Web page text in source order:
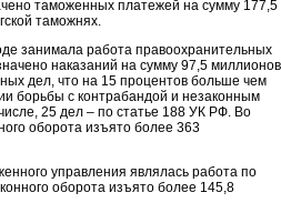
таможенных платежей на сумму 177,5
таможнях.
занимала работа правоохранительных
наказаний на сумму 97,5 миллионов
дел, что на 15 процентов больше чем
борьбы с контрабандой и незаконным
25 дел – по статье 188 УК РФ. Во
оборота изъято более 363
управления являлась работа по
оборота изъято более 145,8